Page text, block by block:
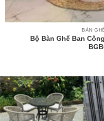
BÀN
Bộ Bàn Ghế Ban